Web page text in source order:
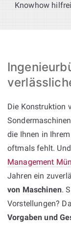
Knowhow
Die Konstruktion
die Ihnen in
oftmals fehlt.
Management
Jahren ein
von Maschinen.
Vorstellungen?
Vorgaben und